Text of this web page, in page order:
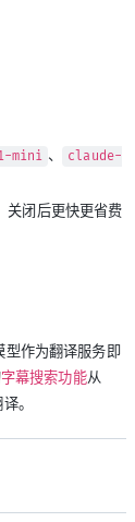
mini 、
claude-
关闭后更快更省费
型作为翻译服务即
字幕搜索功能从
。